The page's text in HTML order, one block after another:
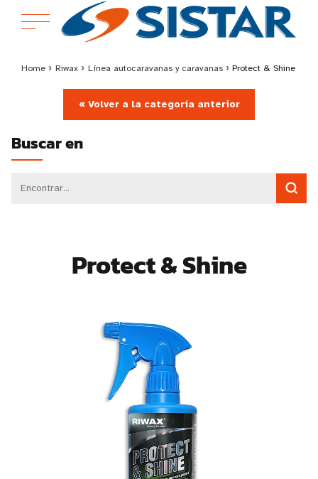
Home › Riwax › Línea autocaravanas y caravanas › Protect & Shine
« Volver a la categoría anterior
Buscar en
Protect & Shine